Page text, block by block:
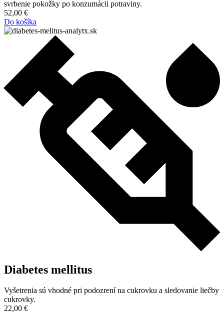
svrbenie pokožky po konzumácii potraviny.
52,00 €
Do košíka
Diabetes mellitus
Vyšetrenia sú vhodné pri podozrení na cukrovku a sledovanie liečby
cukrovky.
22,00 €